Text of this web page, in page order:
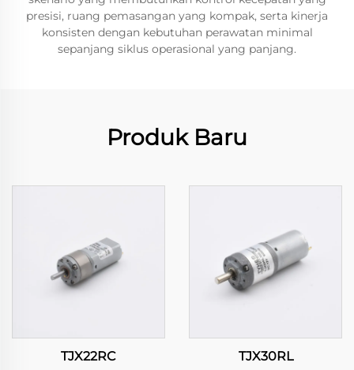
presisi, ruang pemasangan yang kompak, serta kinerja
konsisten dengan kebutuhan perawatan minimal
sepanjang siklus operasional yang panjang.
Produk Baru
TJX22RC TJX30RL